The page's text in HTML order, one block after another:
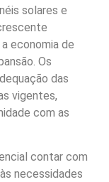
solares e
economia de
Os
das
vigentes,
com as
contar com
necessidades